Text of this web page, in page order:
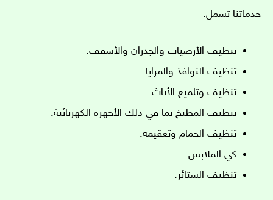
خدماتنا تشمل:
تنظيف الأرضيات والجدران والأسقف.
تنظيف النوافذ والمرايا.
تنظيف وتلميع الأثاث.
تنظيف المطبخ بما في ذلك الأجهزة الكهربائية.
تنظيف الحمام وتعقيمه.
كي الملابس.
تنظيف الستائر.